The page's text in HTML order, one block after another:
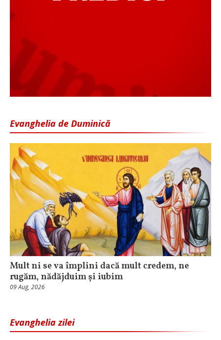
Evanghelia de Duminică
Mult ni se va împlini dacă mult credem, ne
rugăm, nădăjduim și iubim
09 Aug, 2026
Evanghelia zilei